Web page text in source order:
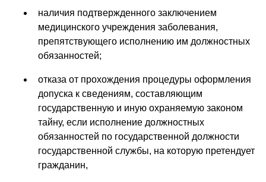
наличия подтвержденного заключением
медицинского учреждения заболевания,
препятствующего исполнению им должностных
обязанностей;
отказа от прохождения процедуры оформления
допуска к сведениям, составляющим
государственную и иную охраняемую законом
тайну, если исполнение должностных
обязанностей по государственной должности
государственной службы, на которую претендует
гражданин,